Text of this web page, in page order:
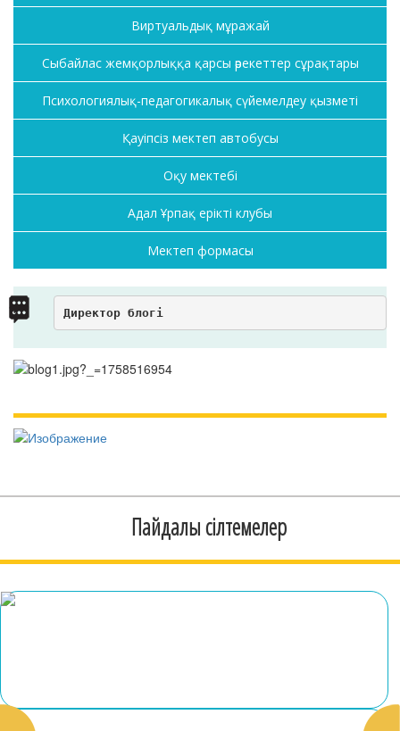
Виртуальдық мұражай
Сыбайлас жемқорлыққа қарсы әрекеттер сұрақтары
Психологиялық-педагогикалық сүйемелдеу қызметі
Қауіпсіз мектеп автобусы
Оқу мектебі
Адал Ұрпақ ерікті клубы
Мектеп формасы
Директор блогі
Пайдалы сілтемелер